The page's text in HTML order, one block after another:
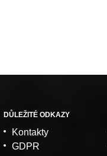
DŮLEŽITÉ ODKAZY
Kontakty
GDPR